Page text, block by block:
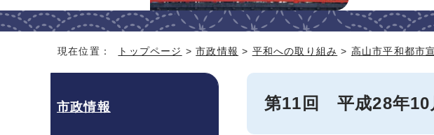
現在位置： トップページ >市政情報 > 平和への取り組み > 高山市平和都市
第11回 平成28年10
市政情報